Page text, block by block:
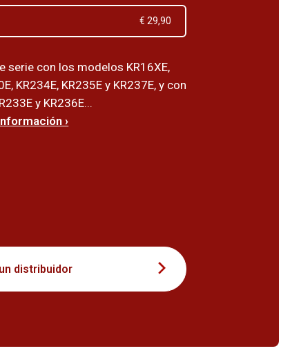
€ 29,90
serie con los modelos KR16XE,
KR234E, KR235E y KR237E, y con
y KR236E...
›
distribuidor